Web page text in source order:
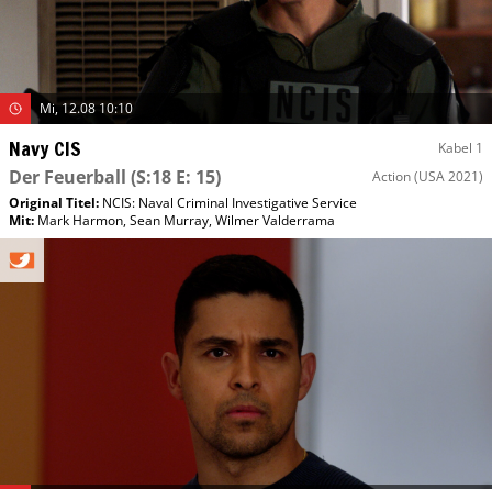
Mi, 12.08 10:10
Navy CIS Kabel 1
Der Feuerball (S:18 E: 15) Action(USA 2021)
Original Titel: NCIS: Naval Criminal Investigative Service
Mit: Mark Harmon,Sean Murray,Wilmer Valderrama